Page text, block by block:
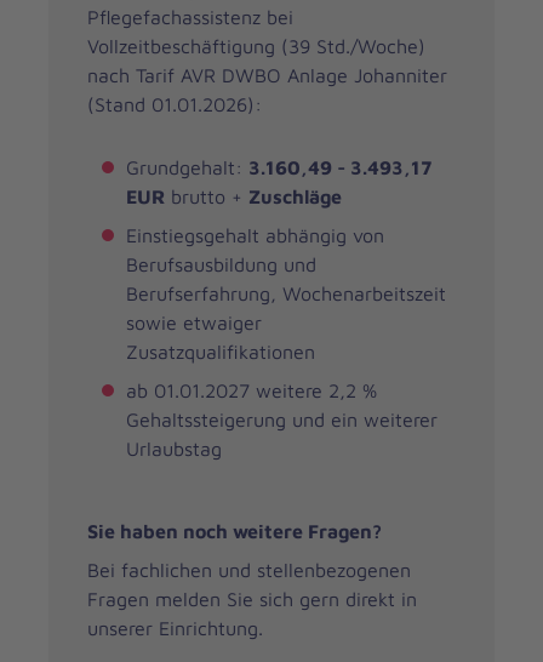
Pflegefachassistenz bei
Vollzeitbeschäftigung (39 Std./Woche)
nach Tarif AVR DWBO Anlage Johanniter
(Stand 01.01.2026):
Grundgehalt: 3.160,49 - 3.493,17
EUR brutto + Zuschläge
Einstiegsgehalt abhängig von
Berufsausbildung und
Berufserfahrung, Wochenarbeitszeit
sowie etwaiger
Zusatzqualifikationen
ab 01.01.2027 weitere 2,2 %
Gehaltssteigerung und ein weiterer
Urlaubstag
Sie haben noch weitere Fragen?
Bei fachlichen und stellenbezogenen
Fragen melden Sie sich gern direkt in
unserer Einrichtung.